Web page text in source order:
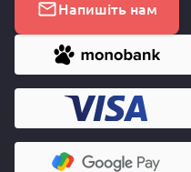
Напишіть нам